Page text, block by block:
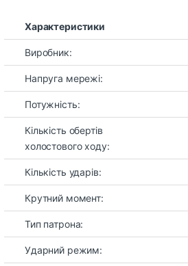
Характеристики
Виробник:
Напруга мережі:
Потужність:
Кількість обертів
холостового ходу:
Кількість ударів:
Крутний момент:
Тип патрона:
Ударний режим: